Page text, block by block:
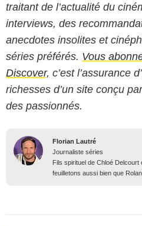
traitant de l’actualité du
interviews, des
anecdotes insolites et
séries préférés. Vous
Discover, c’est l’assurance
richesses d’un site conçu
des passionnés.
Florian Lautré
Journaliste séries
Fils spirituel de Chloé
feuilletons aussi bien que